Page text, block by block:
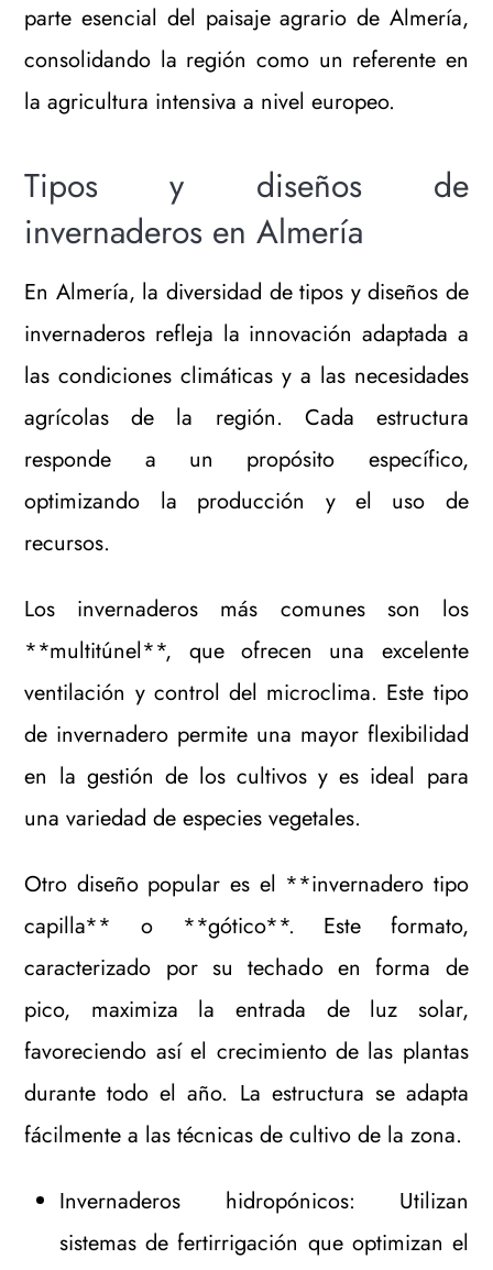
parte esencial del paisaje agrario de Almería,
consolidando la región como un referente en
la agricultura intensiva a nivel europeo.
Tipos y diseños de
invernaderos en Almería
En Almería, la diversidad de tipos y diseños de
invernaderos refleja la innovación adaptada a
las condiciones climáticas y a las necesidades
agrícolas de la región. Cada estructura
responde a un propósito específico,
optimizando la producción y el uso de
recursos.
Los invernaderos más comunes son los
**multitúnel**, que ofrecen una excelente
ventilación y control del microclima. Este tipo
de invernadero permite una mayor flexibilidad
en la gestión de los cultivos y es ideal para
una variedad de especies vegetales.
Otro diseño popular es el **invernadero tipo
capilla** o **gótico**. Este formato,
caracterizado por su techado en forma de
pico, maximiza la entrada de luz solar,
favoreciendo así el crecimiento de las plantas
durante todo el año. La estructura se adapta
fácilmente a las técnicas de cultivo de la zona.
Invernaderos hidropónicos: Utilizan
sistemas de fertirrigación que optimizan el